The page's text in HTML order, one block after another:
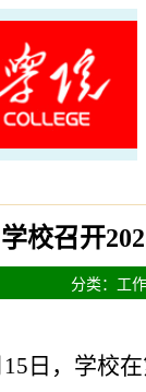
学校召开
分类：工
15 日，学校